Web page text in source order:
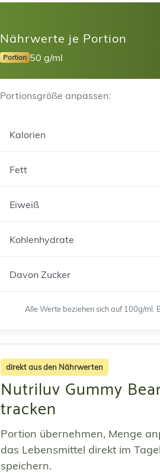
Nährwerte je Portion
Portion 50 g/ml
Portionsgröße anpassen:
Kalorien
Fett
Eiweiß
Kohlenhydrate
Davon Zucker
Alle Werte beziehen sich auf 100g/ml.
direkt aus den Nährwerten
Nutriluv Gummy
tracken
Portion übernehmen, Menge
das Lebensmittel direkt im
speichern.